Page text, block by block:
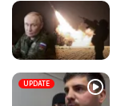
UPDATE